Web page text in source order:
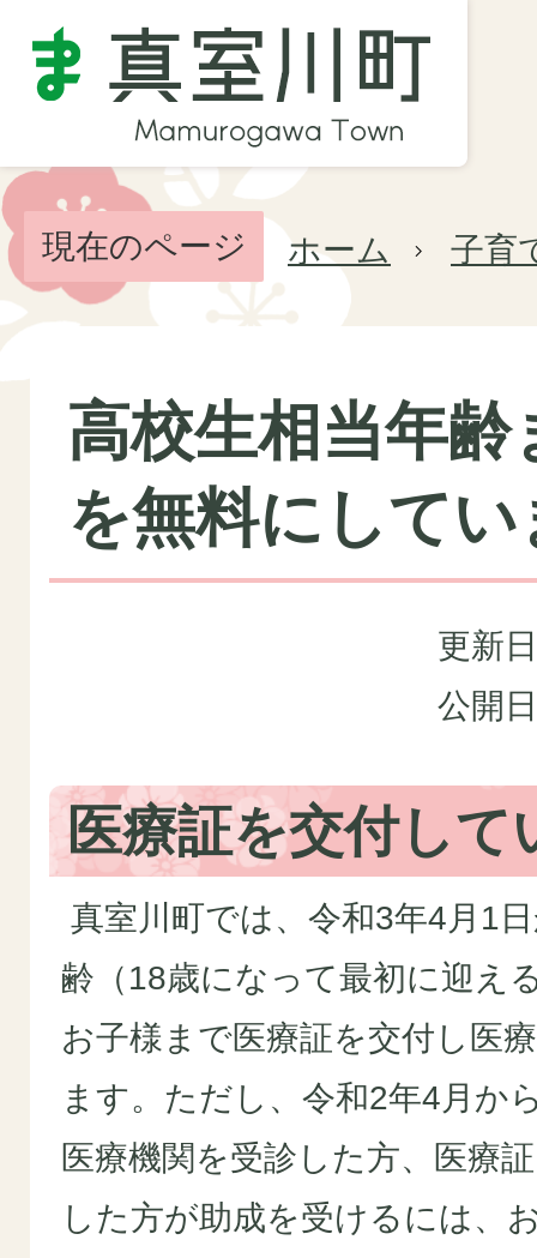
現在のページ ホーム 子育
高校生相当年齢
を無料にしてい
更新
公開
医療証を交付して
真室川町では、令和3年4月1
齢（18歳になって最初に迎え
お子様まで医療証を交付し医
ます。ただし、令和2年4月か
医療機関を受診した方、医療
した方が助成を受けるには、